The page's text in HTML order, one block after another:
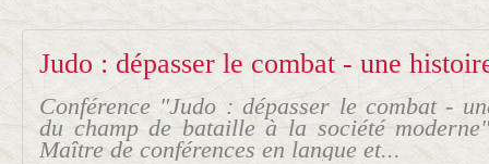
Conférence "Judo : dépasser le combat -
du champ de bataille à la société
Maître de conférences en langue et...